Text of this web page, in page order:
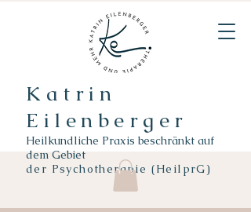
Katrin
Eilenberger
Heilkundliche Praxis beschränkt auf
dem Gebiet
der Psychotherapie (HeilprG)